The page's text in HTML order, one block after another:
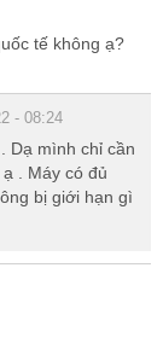
tế không ạ?
- 08:24
Dạ mình chỉ cần
. Máy có đủ
bị giới hạn gì